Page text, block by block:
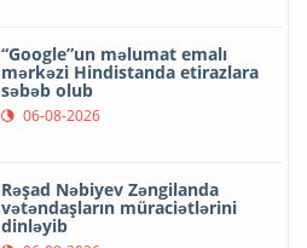
“Google”un məlumat emalı
mərkəzi Hindistanda etirazlara
səbəb olub
06-08-2026
Rəşad Nəbiyev Zəngilanda
vətəndaşların müraciətlərini
dinləyib